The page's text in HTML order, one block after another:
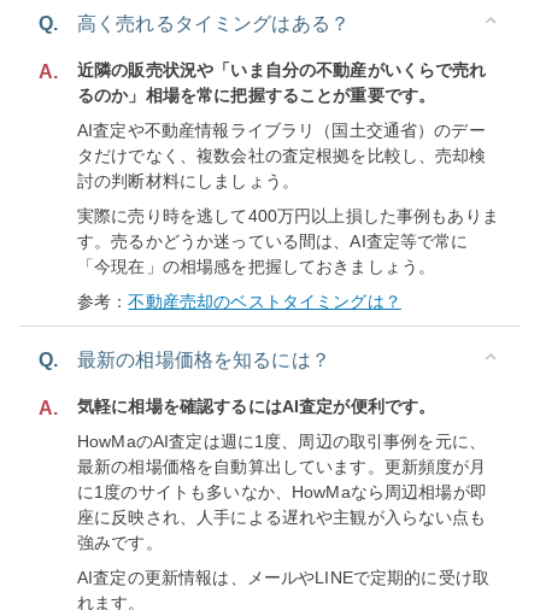
Q. 高く売れるタイミングはある？
A.
近隣の販売状況や「いま自分の不動産がいくらで売れ
るのか」相場を常に把握することが重要です。
AI査定や不動産情報ライブラリ（国土交通省）のデー
タだけでなく、複数会社の査定根拠を比較し、売却検
討の判断材料にしましょう。
実際に売り時を逃して400万円以上損した事例もありま
す。売るかどうか迷っている間は、AI査定等で常に
「今現在」の相場感を把握しておきましょう。
参考：不動産売却のベストタイミングは？
Q. 最新の相場価格を知るには？
A.
気軽に相場を確認するにはAI査定が便利です。
HowMaのAI査定は週に1度、周辺の取引事例を元に、
最新の相場価格を自動算出しています。更新頻度が月
に1度のサイトも多いなか、HowMaなら周辺相場が即
座に反映され、人手による遅れや主観が入らない点も
強みです。
AI査定の更新情報は、メールやLINEで定期的に受け取
れます。